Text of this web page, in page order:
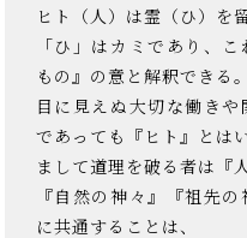
ヒト（人）は霊（ひ）を
「ひ」はカミであり、
もの』の意と解釈できる。
目に見えぬ大切な働きや
であっても『ヒト』とは
まして道理を破る者は『
『自然の神々』『祖先
に共通することは、